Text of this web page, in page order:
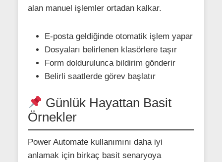
alan manuel işlemler ortadan kalkar.
E-posta geldiğinde otomatik işlem yapar
Dosyaları belirlenen klasörlere taşır
Form doldurulunca bildirim gönderir
Belirli saatlerde görev başlatır
Günlük Hayattan Basit
Örnekler
Power Automate kullanımını daha iyi
anlamak için birkaç basit senaryoya